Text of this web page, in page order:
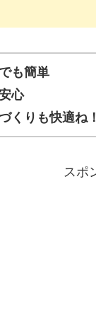
も簡単
心
くりも快適ね！
スポ